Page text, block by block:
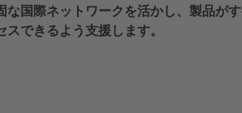
国際ネットワークを活かし、製品が
できるよう支援します。